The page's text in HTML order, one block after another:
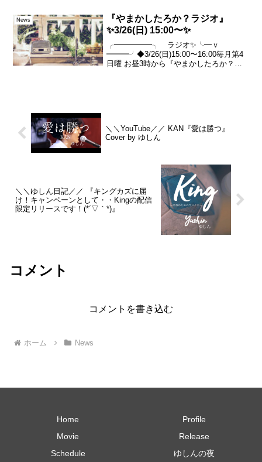
News
『やまかしたろか？ラジオ』
✨3/26(日) 15:00〜✨
╭━━━━━╮ ラジオ✨╰━ｖ
━━━╯◆3/26(日)15:00〜16:00毎月第4
日曜 お昼3時から『やまかしたろか？ラ
＼＼YouTube／／ KAN『愛は勝つ』
Cover by ゆしん
＼＼ゆしん日記／／ 『キングカズに届
け！キャンペーンとして・・Kingの配信
限定リリースです！(*´▽｀*)』
コメント
コメントを書き込む
ホーム News
Home
Profile
Movie
Release
Schedule
ゆしんの夜